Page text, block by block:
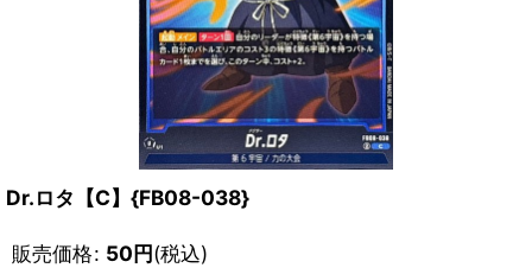
Dr.ロタ【C】{FB08-038}
販売価格: 50円(税込)